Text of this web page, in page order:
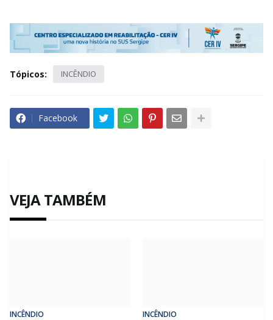
Tópicos: INCÊNDIO
Facebook
VEJA TAMBÉM
INCÊNDIO INCÊNDIO